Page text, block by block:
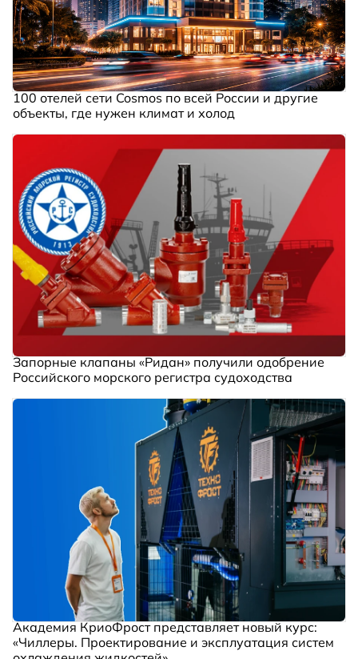
100 отелей сети Cosmos по всей России и другие
объекты, где нужен климат и холод
Запорные клапаны «Ридан» получили одобрение
Российского морского регистра судоходства
Академия КриоФрост представляет новый курс:
«Чиллеры. Проектирование и эксплуатация систем